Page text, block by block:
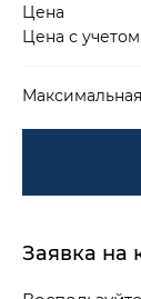
Цена
Цена с
Заявка на